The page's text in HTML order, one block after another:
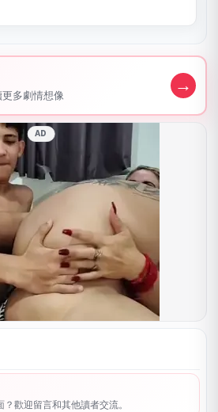
多劇情想像 →
AD
歡迎留言和其他讀者交流。